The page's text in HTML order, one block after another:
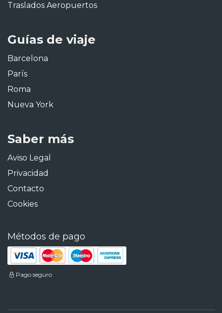
Traslados Aeropuertos
Guías de viaje
Barcelona
París
Roma
Nueva York
Saber más
Aviso Legal
Privacidad
Contacto
Cookies
Métodos de pago
Pago seguro